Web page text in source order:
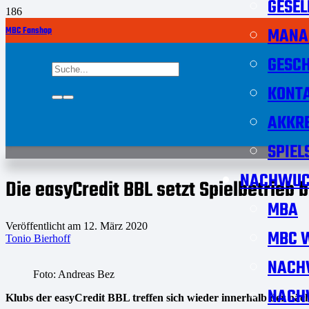
MBC Fanshop
MBA
MBC
Die easyCredit BBL setzt Spielbetrieb
Veröffentlicht am 12. März 2020
Tonio Bierhoff
Foto: Andreas Bez
Klubs der easyCredit BBL treffen sich wieder innerhalb der